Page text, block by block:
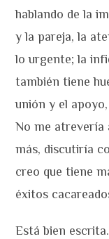
hablando de la
y la pareja, la
lo urgente; la
también tiene
unión y el
No me atrevería
más, discutiría
creo que tiene
éxitos
Está bien